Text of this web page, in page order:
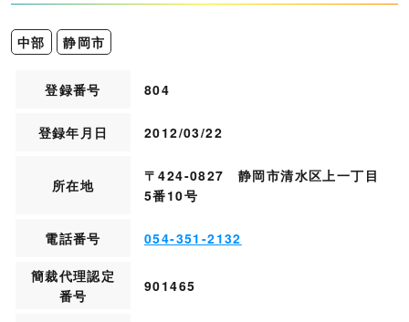
中部 静岡市
登録番号 804
登録年月日 2012/03/22
所在地
〒424-0827 静岡市清水区上一丁目
5番10号
電話番号 054-351-2132
簡裁代理認定
番号
901465